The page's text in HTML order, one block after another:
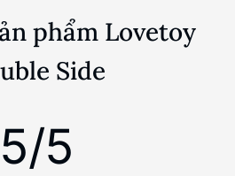
phẩm Lovetoy
Side
5/5